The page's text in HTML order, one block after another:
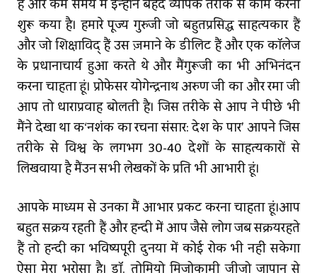
हैं और कम समय में इन्होंने बेहद व्यापक तरीके से काम करना
शुरू किया है। हमारे पूज्य गुरुजी जो बहुतप्रसिद्ध साहित्यकार हैं
और जो शिक्षाविद् हैं उस ज़माने के डीलिट हैं और एक कॉलेज
के प्रधानाचार्य हुआ करते थे और मैंगुरूजी का भी अभिनंदन
करना चाहता हूं। प्रोफेसर योगेन्‍द्रनाथ अरुण जी का और रमा जी
आप तो धाराप्रवाह बोलती है। जिस तरीके से आप ने पीछे भी
मैंने देखा था कि‘निशंक का रचना संसार: देश के पार’ आपने जिस
तरीके से विश्व के लगभग 30-40 देशों के साहित्यकारों से
लिखवाया है मैंउन सभी लेखकों के प्रति भी आभारी हूं।
आपके माध्यम से उनका मैं आभार प्रकट करना चाहता हूं।आप
बहुत सक्रिय रहती हैं और हिन्दी में आप जैसे लोग जब सक्रियरहते
हैं तो हिन्दी का भविष्‍यपूरी दुनिया में कोई रोक भी नहीं सकेगा